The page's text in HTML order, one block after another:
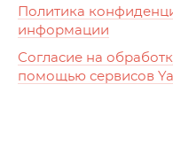
Политика
информации
Согласие на
помощью сервисов